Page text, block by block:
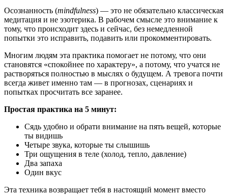
Осознанность (mindfulness) — это не обязательно классическая
медитация и не эзотерика. В рабочем смысле это внимание к
тому, что происходит здесь и сейчас, без немедленной
попытки это исправить, подавить или прокомментировать.
Многим людям эта практика помогает не потому, что они
становятся «спокойнее по характеру», а потому, что учатся не
растворяться полностью в мыслях о будущем. А тревога почти
всегда живет именно там — в прогнозах, сценариях и
попытках просчитать все заранее.
Простая практика на 5 минут:
Сядь удобно и обрати внимание на пять вещей, которые
ты видишь
Четыре звука, которые ты слышишь
Три ощущения в теле (холод, тепло, давление)
Два запаха
Один вкус
Эта техника возвращает тебя в настоящий момент вместо